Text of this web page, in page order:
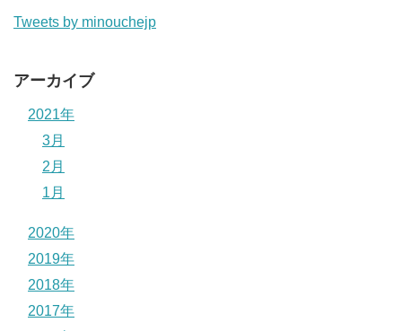
Tweets by minouchejp
アーカイブ
2021年
3月
2月
1月
2020年
2019年
2018年
2017年